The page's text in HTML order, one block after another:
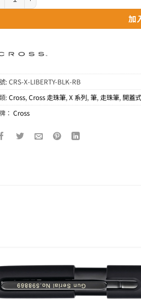
加
:CRS-X-LIBERTY-BLK-RB
:Cross,Cross 走珠筆,X 系列,筆,走珠筆, 開蓋式
：Cross